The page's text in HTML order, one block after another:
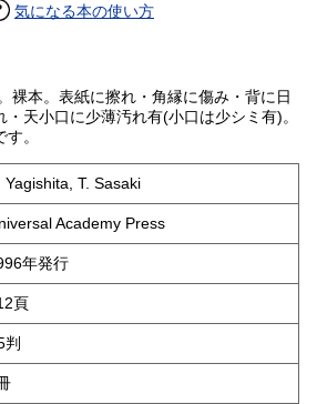
気になる本の使い方
裸本。表紙に擦れ・角縁に傷み・背に日
天小口に少薄汚れ有(小口は少シミ有)。
。
Yagishita, T. Sasaki
Academy Press
年発行
頁
判